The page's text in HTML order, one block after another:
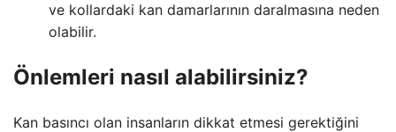
ve kollardaki kan damarlarının daralmasına neden
olabilir.
Önlemleri nasıl alabilirsiniz?
Kan basıncı olan insanların dikkat etmesi gerektiğini